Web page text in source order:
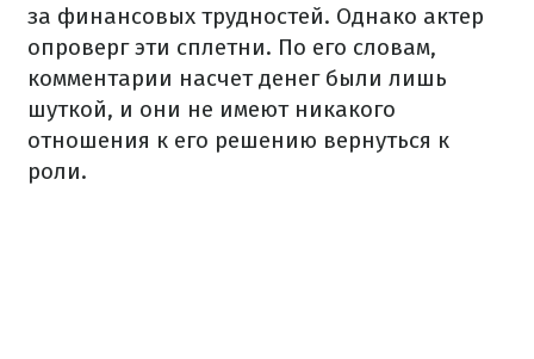
за финансовых трудностей. Однако актер
опроверг эти сплетни. По его словам,
комментарии насчет денег были лишь
шуткой, и они не имеют никакого
отношения к его решению вернуться к
роли.